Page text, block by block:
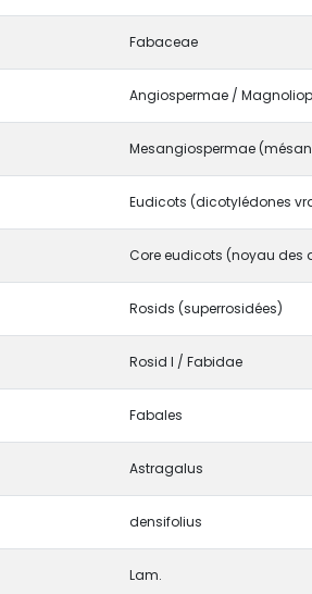
Fabaceae
Angiospermae /
Mesangiospermae
Eudicots (dicotylédones
Core eudicots (noyau des
Rosids (superrosidées)
Rosid I / Fabidae
Fabales
Astragalus
densifolius
Lam.